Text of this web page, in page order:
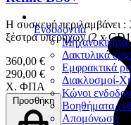
Ενδοδοντία
Μηχανοκίνητα
Δακτυλικά
Εμφρακτικά
Διακλυσμοί-
Κώνοι
Βοηθήματα
Απομόνωση
Η συσκευή περιλαμβάνει
ξέστρα υπερήχων (2 x
360,00 €
290,00 €
Χ. ΦΠΑ
Προσθήκη